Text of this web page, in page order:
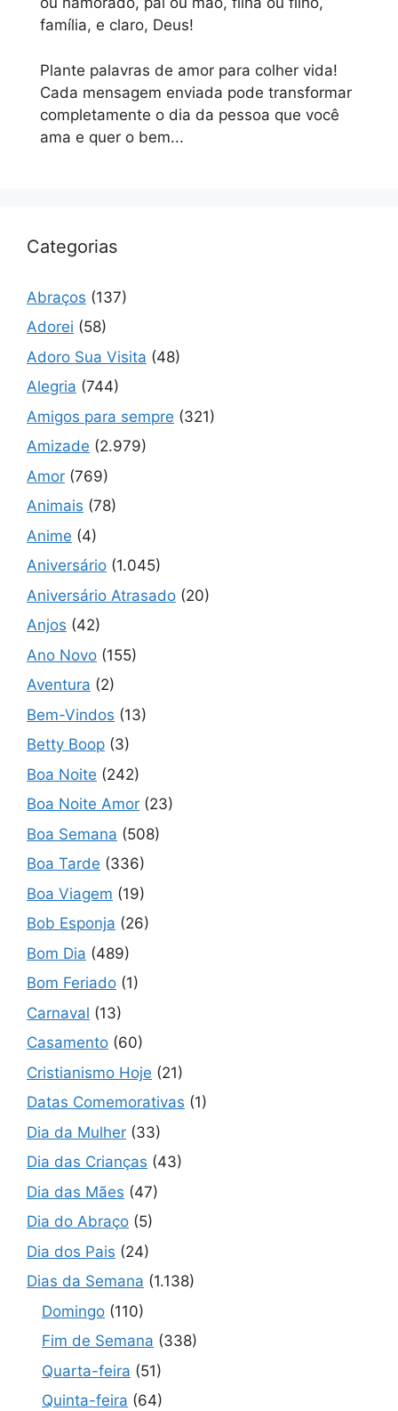
família, e claro, Deus!
Plante palavras de amor para colher vida!
Cada mensagem enviada pode transformar
completamente o dia da pessoa que você
ama e quer o bem...
Categorias
Abraços (137)
Adorei (58)
Adoro Sua Visita (48)
Alegria (744)
Amigos para sempre (321)
Amizade (2.979)
Amor (769)
Animais (78)
Anime (4)
Aniversário (1.045)
Aniversário Atrasado (20)
Anjos (42)
Ano Novo (155)
Aventura (2)
Bem-Vindos (13)
Betty Boop (3)
Boa Noite (242)
Boa Noite Amor (23)
Boa Semana (508)
Boa Tarde (336)
Boa Viagem (19)
Bob Esponja (26)
Bom Dia (489)
Bom Feriado (1)
Carnaval (13)
Casamento (60)
Cristianismo Hoje (21)
Datas Comemorativas (1)
Dia da Mulher (33)
Dia das Crianças (43)
Dia das Mães (47)
Dia do Abraço (5)
Dia dos Pais (24)
Dias da Semana (1.138)
Domingo (110)
Fim de Semana (338)
Quarta-feira (51)
Quinta-feira (64)